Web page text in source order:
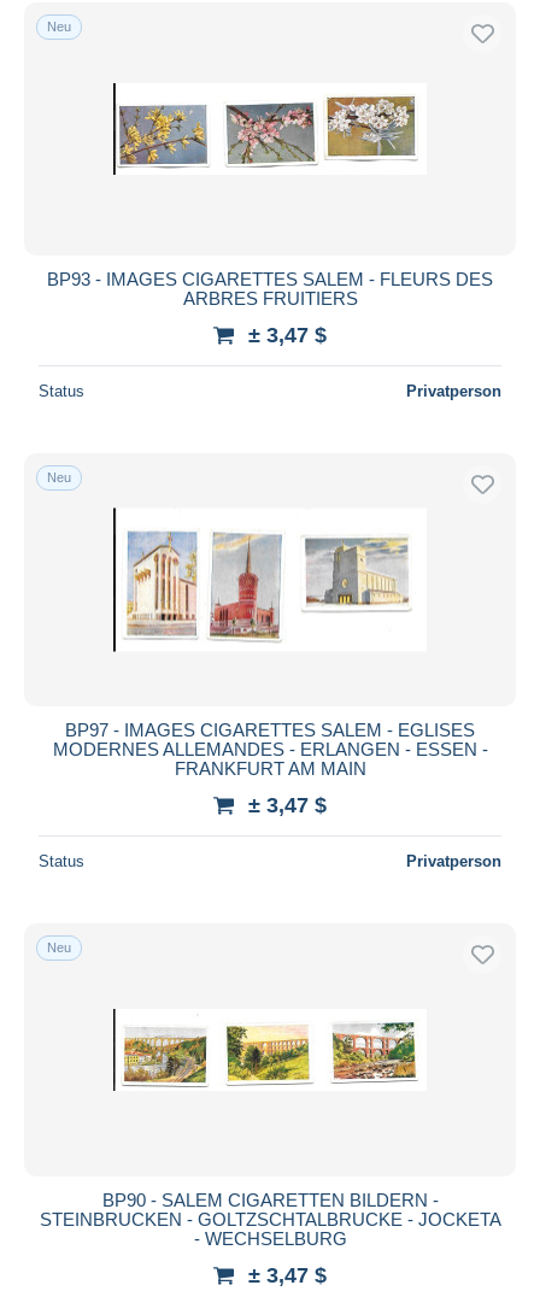
Kostenloser Versand
PayPal
Banküberweisung
Visa
Maestro
Gesamte Auswahl aufheben
Wohnsitz des Verkäufers
Übernehmen
Neu
BP93 - IMAGES CIGARETTES SALEM - FLEURS DES
ARBRES FRUITIERS
± 3,47 $
Status Privatperson
Neu
BP97 - IMAGES CIGARETTES SALEM - EGLISES
MODERNES ALLEMANDES - ERLANGEN - ESSEN -
FRANKFURT AM MAIN
± 3,47 $
Status Privatperson
Neu
BP90 - SALEM CIGARETTEN BILDERN -
STEINBRUCKEN - GOLTZSCHTALBRUCKE - JOCKETA
- WECHSELBURG
± 3,47 $